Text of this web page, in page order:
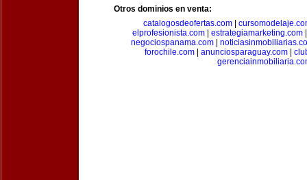
Otros dominios en venta:
catalogosdeofertas.com|
elprofesionista.com
estrategiamarketing.com
negociospanama.com
forochile.com| anunciosparaguay.com|